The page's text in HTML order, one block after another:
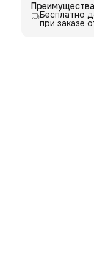
Преимущества
Бесплатно
при заказе